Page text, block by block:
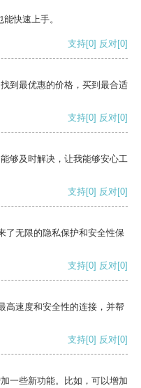
快速上手。
支持[0] 反对[0]
到最优惠的价格，买到最合适
支持[0] 反对[0]
够及时解决，让我能够安心工
支持[0] 反对[0]
了无限的隐私保护和安全性保
支持[0] 反对[0]
高速度和安全性的连接，并帮
支持[0] 反对[0]
一些新功能。比如，可以增加